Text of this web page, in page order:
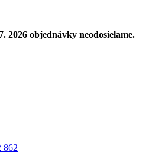
2026 objednávky neodosielame.
862